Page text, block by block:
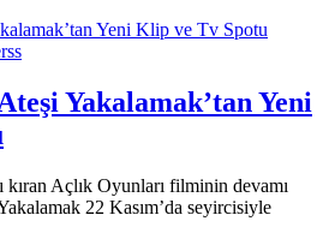
Yakalamak’tan Yeni
Açlık Oyunları filminin devamı
22 Kasım’da seyircisiyle